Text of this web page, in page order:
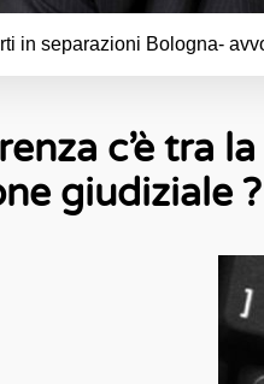
in separazioni Bologna-
c’è tra
giudiziale ?